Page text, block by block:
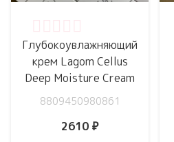
Глубокоувлажняющий
крем Lagom Cellus
Deep Moisture Cream
8809450980861
2610 ₽